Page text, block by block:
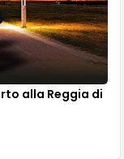
alla Reggia di